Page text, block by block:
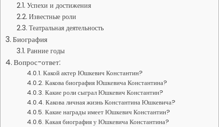
Успехи и достижения
Известные роли
Театральная деятельность
Биография
Ранние годы
Вопрос-ответ:
Какой актер Юшкевич Константин?
Какова биография Юшкевича Константина?
Какие роли сыграл Юшкевич Константин?
Какова личная жизнь Константина Юшкевича?
Какие награды имеет Юшкевич Константин?
Какая биография у Юшкевича Константина?